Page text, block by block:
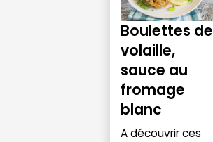
Boulettes de
volaille,
sauce au
fromage
blanc
A découvrir ces